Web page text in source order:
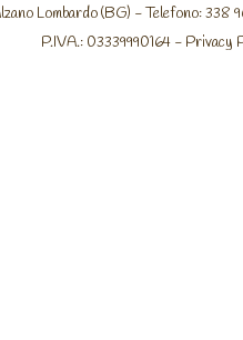
Lombardo (BG) - Telefono: 338
P.IVA.: 03339990164 - Privacy